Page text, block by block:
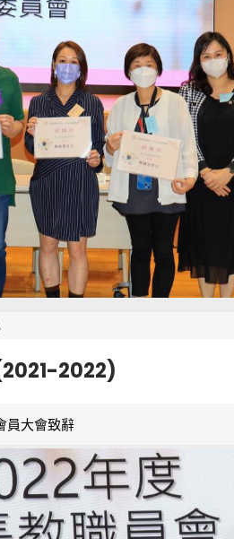
2022)
員大會致辭